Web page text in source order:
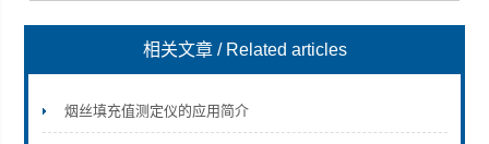
相关文章 / Related articles
烟丝填充值测定仪的应用简介